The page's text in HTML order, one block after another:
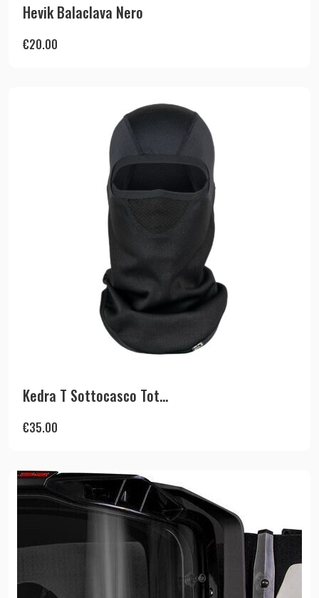
Hevik Balaclava Nero
€20.00
Kedra T Sottocasco Tot...
€35.00